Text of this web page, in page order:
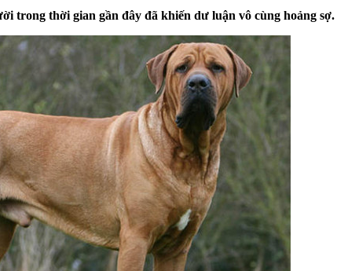
trong thời gian gần đây đã khiến dư luận vô cùng hoảng sợ.